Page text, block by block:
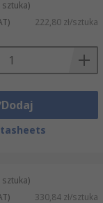
222,80 zł/sztuka
Dodaj
330,84 zł/sztuka